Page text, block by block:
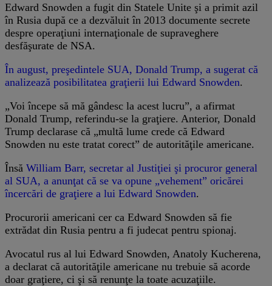
Edward Snowden a fugit din Statele Unite şi a primit azil
în Rusia după ce a dezvăluit în 2013 documente secrete
despre operaţiuni internaţionale de supraveghere
desfăşurate de NSA.
În august, preşedintele SUA, Donald Trump, a sugerat că
analizează posibilitatea graţierii lui Edward Snowden.
„Voi începe să mă gândesc la acest lucru”, a afirmat
Donald Trump, referindu-se la graţiere. Anterior, Donald
Trump declarase că „multă lume crede că Edward
Snowden nu este tratat corect” de autorităţile americane.
Însă William Barr, secretar al Justiţiei şi procuror general
al SUA, a anunţat că se va opune „vehement” oricărei
încercări de graţiere a lui Edward Snowden.
Procurorii americani cer ca Edward Snowden să fie
extrădat din Rusia pentru a fi judecat pentru spionaj.
Avocatul rus al lui Edward Snowden, Anatoly Kucherena,
a declarat că autorităţile americane nu trebuie să acorde
doar graţiere, ci şi să renunţe la toate acuzaţiile.